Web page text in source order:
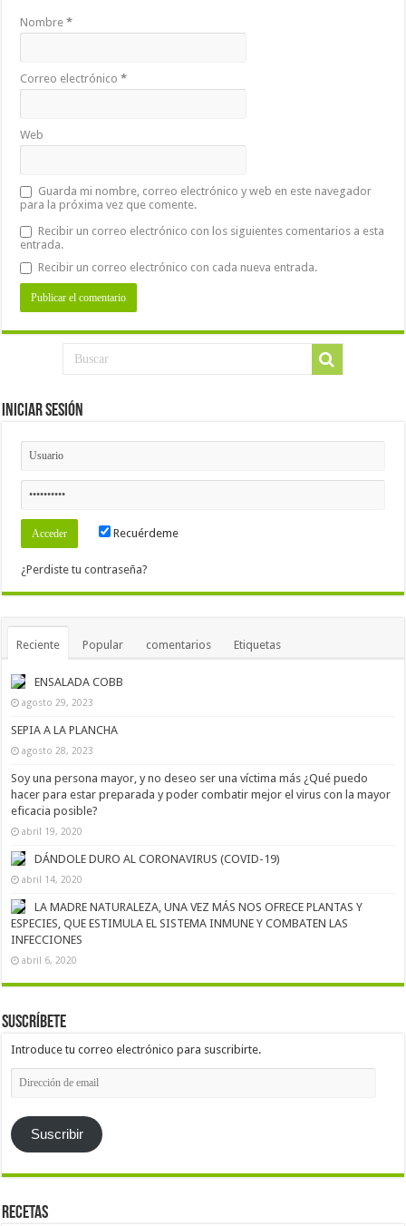
Nombre*
Correo electrónico*
Web
Guarda mi nombre, correo electrónico y web en este navegador
para la próxima vez que comente.
Recibir un correo electrónico con los siguientes comentarios a esta
entrada.
Recibir un correo electrónico con cada nueva entrada.
Iniciar Sesión
Recuérdeme
¿Perdiste tu contraseña?
Reciente Popular comentarios Etiquetas
ENSALADA COBB
agosto 29, 2023
SEPIA A LA PLANCHA
agosto 28, 2023
Soy una persona mayor, y no deseo ser una víctima más ¿Qué puedo
hacer para estar preparada y poder combatir mejor el virus con la mayor
eficacia posible?
abril 19, 2020
DÁNDOLE DURO AL CORONAVIRUS (COVID-19)
abril 14, 2020
LA MADRE NATURALEZA, UNA VEZ MÁS NOS OFRECE PLANTAS Y
ESPECIES, QUE ESTIMULA EL SISTEMA INMUNE Y COMBATEN LAS
INFECCIONES
abril 6, 2020
Suscríbete
Introduce tu correo electrónico para suscribirte.
Dirección
de
Suscribir
Recetas